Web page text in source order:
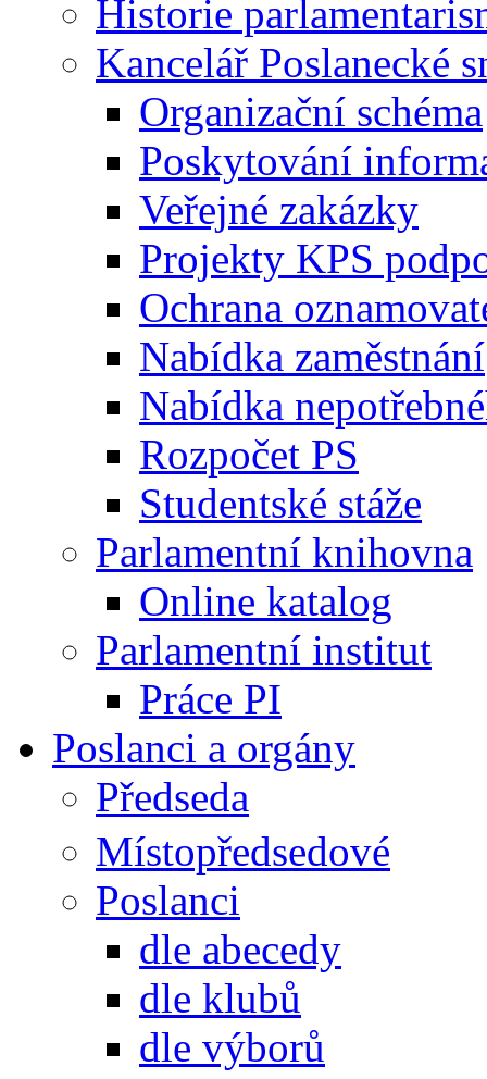
Historie
Kancelář Poslanecké
Organizační schéma
Poskytování
Veřejné zakázky
Projekty KPS
Ochrana
Nabídka zaměstnání
Nabídka
Rozpočet PS
Studentské stáže
Parlamentní knihovna
Online katalog
Parlamentní institut
Práce PI
Poslanci a orgány
Předseda
Místopředsedové
Poslanci
dle abecedy
dle klubů
dle výborů